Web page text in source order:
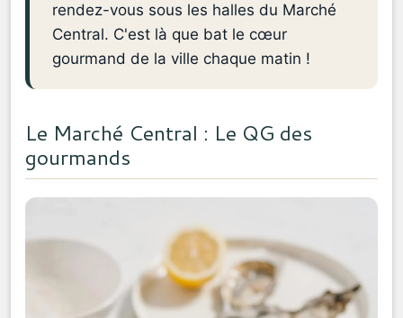
rendez-vous sous les halles du Marché
Central. C'est là que bat le cœur
gourmand de la ville chaque matin !
Le Marché Central : Le QG des
gourmands